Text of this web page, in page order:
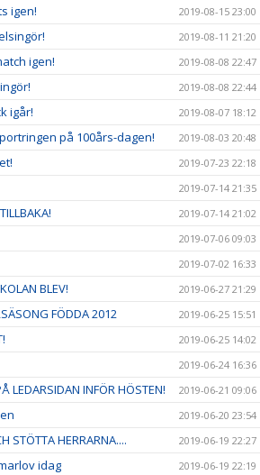
igen! 2019-08-15 23:00
2019-08-11 21:20
igen! 2019-08-08 22:47
2019-08-08 22:44
igår! 2019-08-07 18:12
på 100års-dagen! 2019-08-03 20:48
2019-07-23 22:18
2019-07-14 21:35
2019-07-14 21:02
2019-07-06 09:03
2019-07-02 16:33
BLEV! 2019-06-27 21:29
FÖDDA 2012 2019-06-25 15:51
2019-06-25 14:02
2019-06-24 16:36
LEDARSIDAN INFÖR HÖSTEN! 2019-06-21 09:06
2019-06-20 23:54
STÖTTA HERRARNA.... 2019-06-19 22:27
idag 2019-06-19 22:19